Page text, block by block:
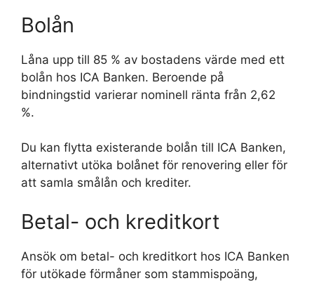
Bolån
Låna upp till 85 % av bostadens värde med ett
bolån hos ICA Banken. Beroende på
bindningstid varierar nominell ränta från 2,62
%.
Du kan flytta existerande bolån till ICA Banken,
alternativt utöka bolånet för renovering eller för
att samla smålån och krediter.
Betal- och kreditkort
Ansök om betal- och kreditkort hos ICA Banken
för utökade förmåner som stammispoäng,